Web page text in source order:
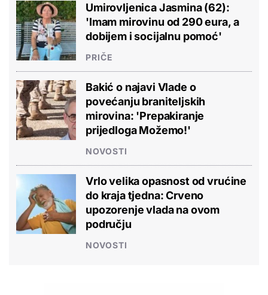
Umirovljenica Jasmina (62):
'Imam mirovinu od 290 eura, a
dobijem i socijalnu pomoć'
PRIČE
Bakić o najavi Vlade o
povećanju braniteljskih
mirovina: 'Prepakiranje
prijedloga Možemo!'
NOVOSTI
Vrlo velika opasnost od vrućine
do kraja tjedna: Crveno
upozorenje vlada na ovom
području
NOVOSTI